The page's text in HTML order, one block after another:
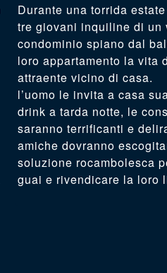
Durante una torrida
tre giovani inquiline di un
condominio spiano dal
loro appartamento la vita
attraente vicino di casa.
l’uomo le invita a casa
drink a tarda notte, le
saranno terrificanti e
amiche dovranno
soluzione rocambolesca
guai e rivendicare la loro